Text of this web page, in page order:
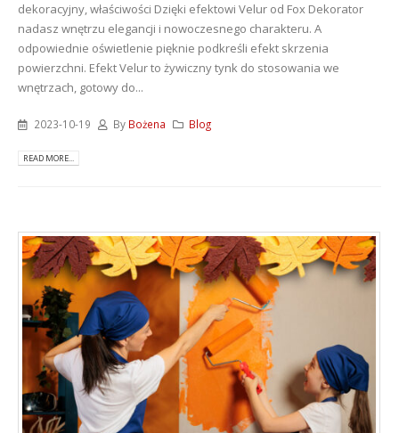
dekoracyjny, właściwości Dzięki efektowi Velur od Fox Dekorator
nadasz wnętrzu elegancji i nowoczesnego charakteru. A
odpowiednie oświetlenie pięknie podkreśli efekt skrzenia
powierzchni. Efekt Velur to żywiczny tynk do stosowania we
wnętrzach, gotowy do...
2023-10-19 By Bożena Blog
READ MORE...